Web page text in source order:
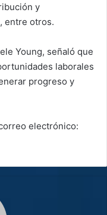
y
entre otros.
Young, señaló que
laborales
progreso y
electrónico: